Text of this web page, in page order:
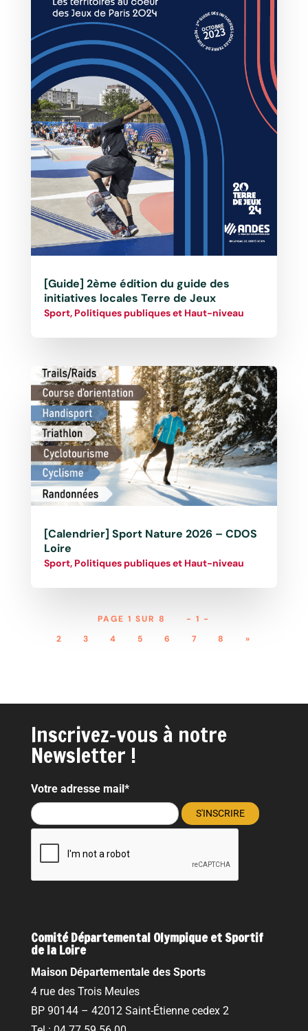
[Guide] 2ème édition du guide des
initiatives locales Terre de Jeux
Sport, Politiques publiques et Haut-niveau
[Calendrier] Sport Nature 2026 – CDOS
Loire
Sport, Politiques publiques et Haut-niveau
PAGE 1 SUR 8
- 1 -
2
3 4 5 6 7 8 »
Inscrivez-vous à notre
Newsletter !
Votre adresse mail*
Comité Départemental Olympique et Sportif
de la Loire
Maison Départementale des Sports
4 rue des Trois Meules
BP 90144 – 42012 Saint-Étienne cedex 2